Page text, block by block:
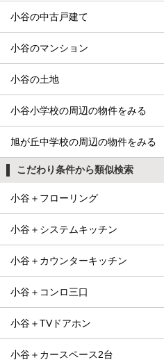
小谷の中古戸建て
小谷のマンション
小谷の土地
小谷小学校の周辺の物件をみる
旭が丘中学校の周辺の物件をみる
こだわり条件から類似検索
小谷＋フローリング
小谷＋システムキッチン
小谷＋カウンターキッチン
小谷＋コンロ三口
小谷＋TVドアホン
小谷＋カースペース2台